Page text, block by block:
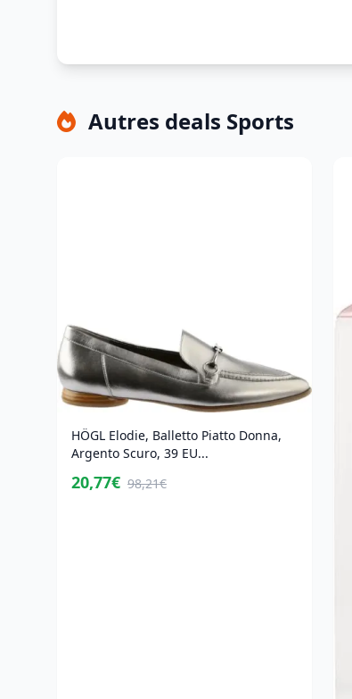
Autres deals Sports
HÖGL Elodie, Balletto Piatto Donna,
Argento Scuro, 39 EU...
20,77€ 98,21€